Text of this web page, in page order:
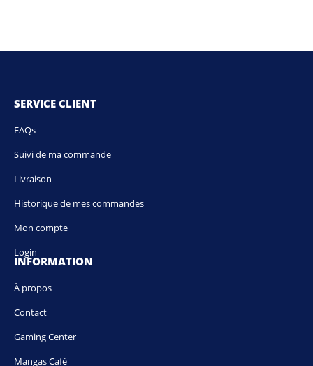
SERVICE CLIENT
FAQs
Suivi de ma commande
Livraison
Historique de mes commandes
Mon compte
Login
INFORMATION
À propos
Contact
Gaming Center
Mangas Café